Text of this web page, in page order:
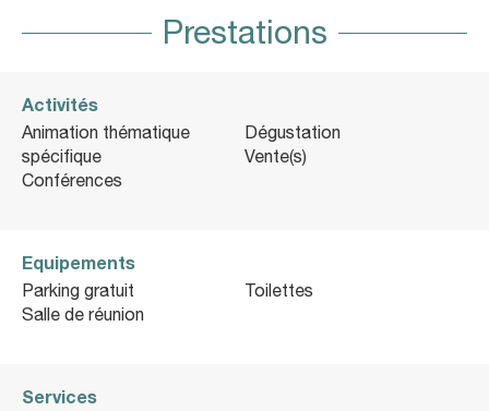
Prestations
Activités
Animation thématique
spécifique
Conférences
Dégustation
Vente(s)
Equipements
Parking gratuit
Salle de réunion
Toilettes
Services